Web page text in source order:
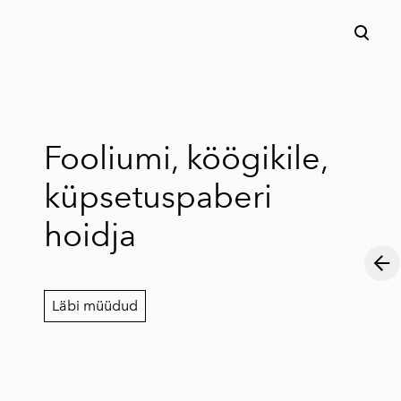
Fooliumi, köögikile,
küpsetuspaberi
hoidja
Läbi müüdud